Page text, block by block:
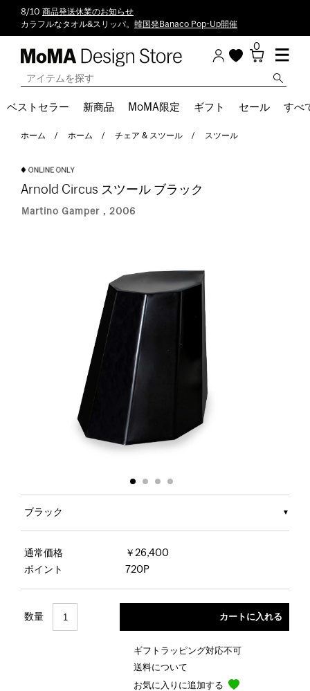
8/10 商品発送休業のお知らせ
カラフルなタオル&スリッパ。 韓国発Banaco Pop-Up開催
0
ベストセラー 新商品 MoMA限定 ギフト セール すべ
ホーム ホーム チェア & スツール スツール
Arnold Circus スツール ブラック
Martino Gamper，2006
ブラック
通常価格
￥26,400
ポイント
720P
数量
ギフトラッピング対応不可
送料について
お気に入りに追加する